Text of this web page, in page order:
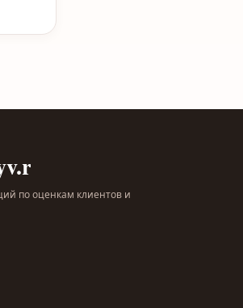
по оценкам клиентов и